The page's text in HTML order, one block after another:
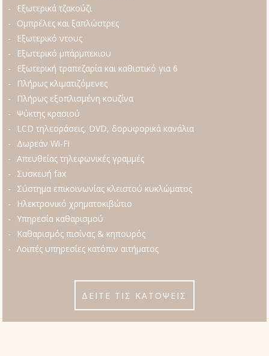
Εξωτερικά τζακούζι
Ομπρέλες και ξαπλώστρες
Εξωτερικό ντους
Εξωτερικό μπάρμπεκιου
Εξωτερική τραπεζαρία και καθιστικό για 6
Πλήρως κλιματιζόμενες
Πλήρως εξοπλισμένη κουζίνα
Ψύκτης κρασιού
LCD τηλεοράσεις, DVD, δορυφορικά κανάλια
Δωρεάν Wi-Fi
Απευθείας τηλεφωνικές γραμμές
Συσκευή fax
Σύστημα επικοινωνίας κλειστού κυκλώματος
Ηλεκτρονικό χρηματοκιβώτιο
Υπηρεσία καθαρισμού
Καθαρισμός πισίνας & κηπουρός
Λοιπές υπηρεσίες κατόπιν αιτήματος
ΔΕΙΤΕ ΤΙΣ ΚΑΤΟΨΕΙΣ